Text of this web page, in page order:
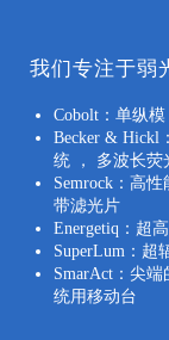
我们专注于弱
Cobolt：单纵
Becker & Hickl
统 ， 多波长荧
Semrock：高
带滤光片
Energetiq：超
SuperLum：超
SmarAct：尖
统用移动台